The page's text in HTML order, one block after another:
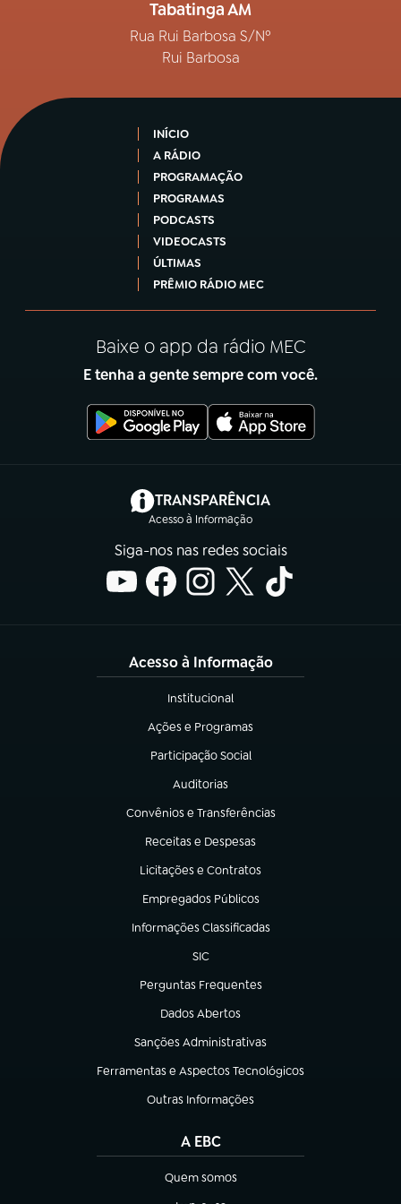
Tabatinga AM
Rua Rui Barbosa S/Nº
Rui Barbosa
INÍCIO
A RÁDIO
PROGRAMAÇÃO
PROGRAMAS
PODCASTS
VIDEOCASTS
ÚLTIMAS
PRÊMIO RÁDIO MEC
Baixe o app da rádio MEC
E tenha a gente sempre com você.
TRANSPARÊNCIA
Acesso à Informação
(abre em nova aba)
Siga-nos nas redes sociais
Acesso à Informação
Institucional
(abre em nova aba)
Ações e Programas
(abre em nova aba)
Participação Social
(abre em nova aba)
Auditorias
(abre em nova aba)
Convênios e Transferências
(abre em nova aba)
Receitas e Despesas
(abre em nova aba)
Licitações e Contratos
(abre em nova aba)
Empregados Públicos
(abre em nova aba)
Informações Classificadas
(abre em nova aba)
SIC
(abre em nova aba)
Perguntas Frequentes
(abre em nova aba)
Dados Abertos
(abre em nova aba)
Sanções Administrativas
(abre em nova aba)
Ferramentas e Aspectos Tecnológicos
(abre em nova aba)
Outras Informações
(abre em nova aba)
A EBC
Quem somos
(abre em nova aba)